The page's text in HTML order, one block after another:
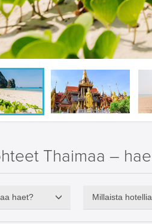
Thaimaa –
haet? Millaista